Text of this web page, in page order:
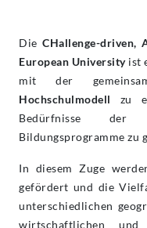
Die CHallenge-driven,
European Universityist
mit der
Hochschulmodell zu
Bedürfnisse der
Bildungsprogramme zu
In diesem Zuge
gefördert und die
unterschiedlichen
wirtschaftlichen